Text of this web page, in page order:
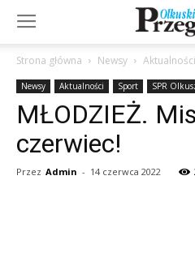
Strona główna Newsy Aktualności
Newsy Aktualności Sport SPR
MŁODZIEŻ.
czerwiec!
Przez Admin - 14 czerwca 2022